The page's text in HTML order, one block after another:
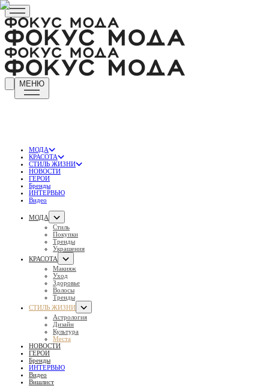
МЕНЮ
МОДА
КРАСОТА
СТИЛЬ ЖИЗНИ
НОВОСТИ
ГЕРОИ
Бренды
ИНТЕРВЬЮ
Видео
МОДА
Стиль
Покупки
Тренды
Украшения
КРАСОТА
Макияж
Уход
Здоровье
Волосы
Тренды
СТИЛЬ ЖИЗНИ
Астрология
Дизайн
Культура
Места
НОВОСТИ
ГЕРОИ
Бренды
ИНТЕРВЬЮ
Видео
Вишлист